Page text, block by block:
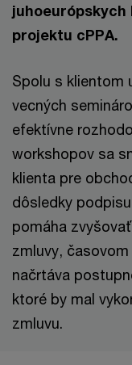
projektu cPPA.
Spolu s klientom
vecných
efektívne
workshopov sa
klienta pre
dôsledky
pomáha
zmluvy,
načrtáva
ktoré by mal
zmluvu.